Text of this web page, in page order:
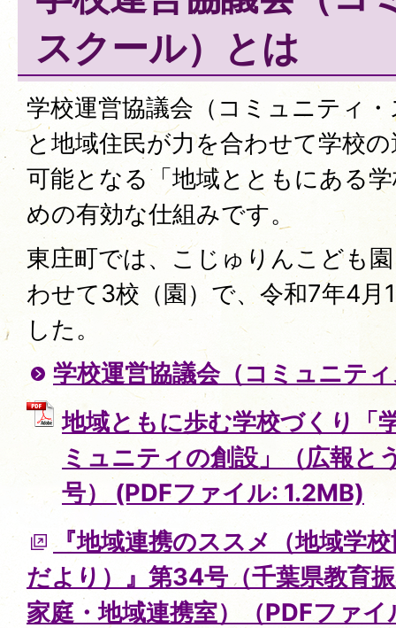
スクール）とは
学校運営協議会（コミュニティ
と地域住民が力を合わせて学校
可能となる「地域とともにある
めの有効な仕組みです。
東庄町では、こじゅりんこども
わせて3校（園）で、令和7年4月
した。
学校運営協議会（コミュニテ
地域ともに歩む学校づくり「
ミュニティの創設」（広報
号） (PDFファイル: 1.2MB)
『地域連携のススメ（地域学
だより）』第34号（千葉県教育
家庭・地域連携室）（PDFファイ